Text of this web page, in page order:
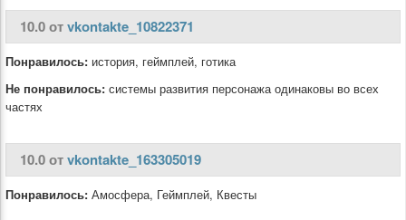
10.0 отvkontakte_10822371
Понравилось: история, геймплей, готика
Не понравилось: системы развития персонажа одинаковы во всех
частях
10.0 отvkontakte_163305019
Понравилось: Амосфера, Геймплей, Квесты